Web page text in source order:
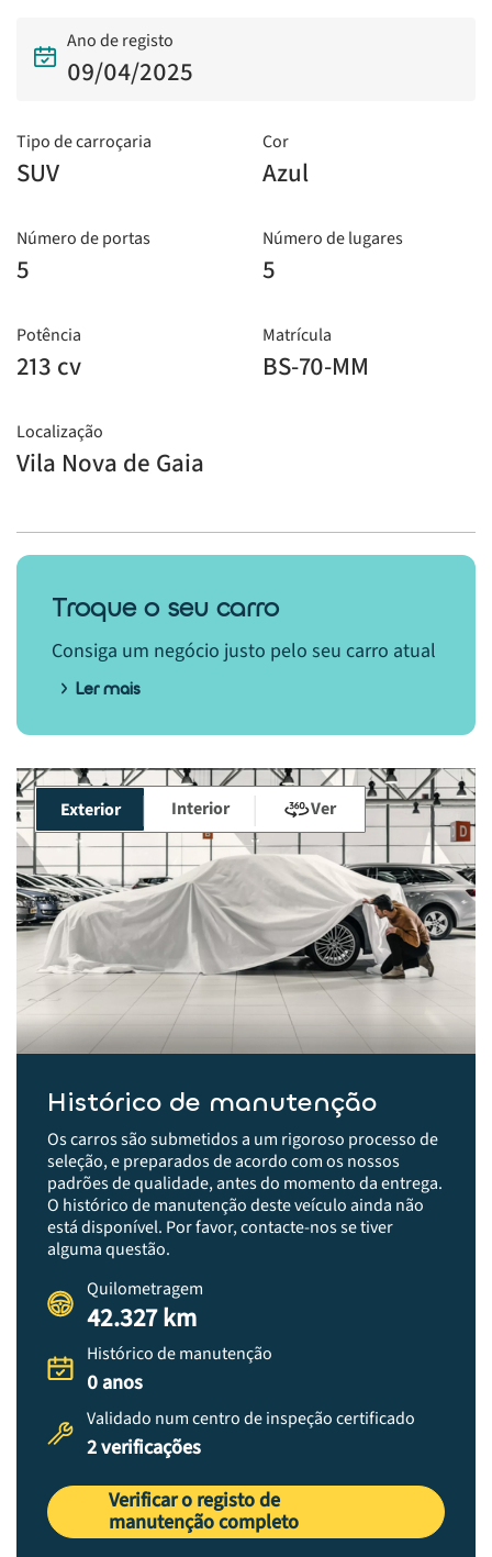
Ano de registo
09/04/2025
Tipo de carroçaria
SUV
Cor
Azul
Número de portas
5
Número de lugares
5
Potência
213 cv
Matrícula
BS-70-MM
Localização
Vila Nova de Gaia
Troque o seu carro
Consiga um negócio justo pelo seu carro atual
Ler mais
Exterior Interior Ver
Histórico de manutenção
Os carros são submetidos a um rigoroso processo de
seleção, e preparados de acordo com os nossos
padrões de qualidade, antes do momento da entrega.​
O histórico de manutenção deste veículo ainda não
está disponível. Por favor, contacte-nos se tiver
alguma questão.
Quilometragem
42.327 km
Histórico de manutenção
0 anos
Validado num centro de inspeção certificado
2 verificações
Verificar o registo de
manutenção completo